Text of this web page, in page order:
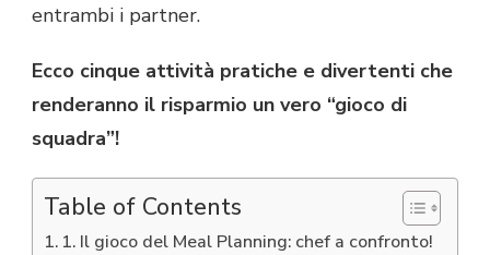
entrambi i partner.
Ecco cinque attività pratiche e divertenti che
renderanno il risparmio un vero “gioco di
squadra”!
Table of Contents
1. Il gioco del Meal Planning: chef a confronto!